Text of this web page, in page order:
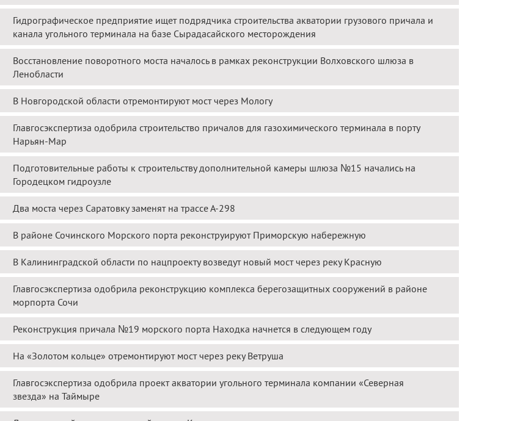
Гидрографическое предприятие ищет подрядчика строительства акватории грузового причала и
канала угольного терминала на базе Сырадасайского месторождения
Восстановление поворотного моста началось в рамках реконструкции Волховского шлюза в
Ленобласти
В Новгородской области отремонтируют мост через Мологу
Главгосэкспертиза одобрила строительство причалов для газохимического терминала в порту
Нарьян-Мар
Подготовительные работы к строительству дополнительной камеры шлюза №15 начались на
Городецком гидроузле
Два моста через Саратовку заменят на трассе А-298
В районе Сочинского Морского порта реконструируют Приморскую набережную
В Калининградской области по нацпроекту возведут новый мост через реку Красную
Главгосэкспертиза одобрила реконструкцию комплекса берегозащитных сооружений в районе
морпорта Сочи
Реконструкция причала №19 морского порта Находка начнется в следующем году
На «Золотом кольце» отремонтируют мост через реку Ветруша
Главгосэкспертиза одобрила проект акватории угольного терминала компании «Северная
звезда» на Таймыре